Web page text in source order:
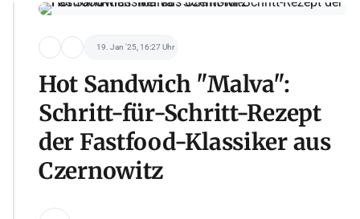
19. Jan '25, 16:27 Uhr
Hot Sandwich "Malva":
Schritt-für-Schritt-Rezept
der Fastfood-Klassiker aus
Czernowitz